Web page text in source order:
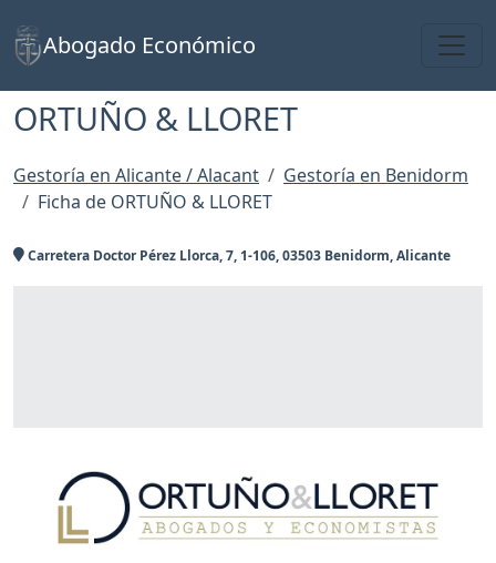
Abogado Económico
ORTUÑO & LLORET
Gestoría en Alicante / Alacant
Gestoría en Benidorm
Ficha de ORTUÑO & LLORET
Carretera Doctor Pérez Llorca, 7, 1-106, 03503 Benidorm, Alicante